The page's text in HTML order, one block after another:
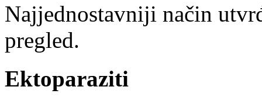
Najjednostavniji način
pregled.
Ektoparaziti